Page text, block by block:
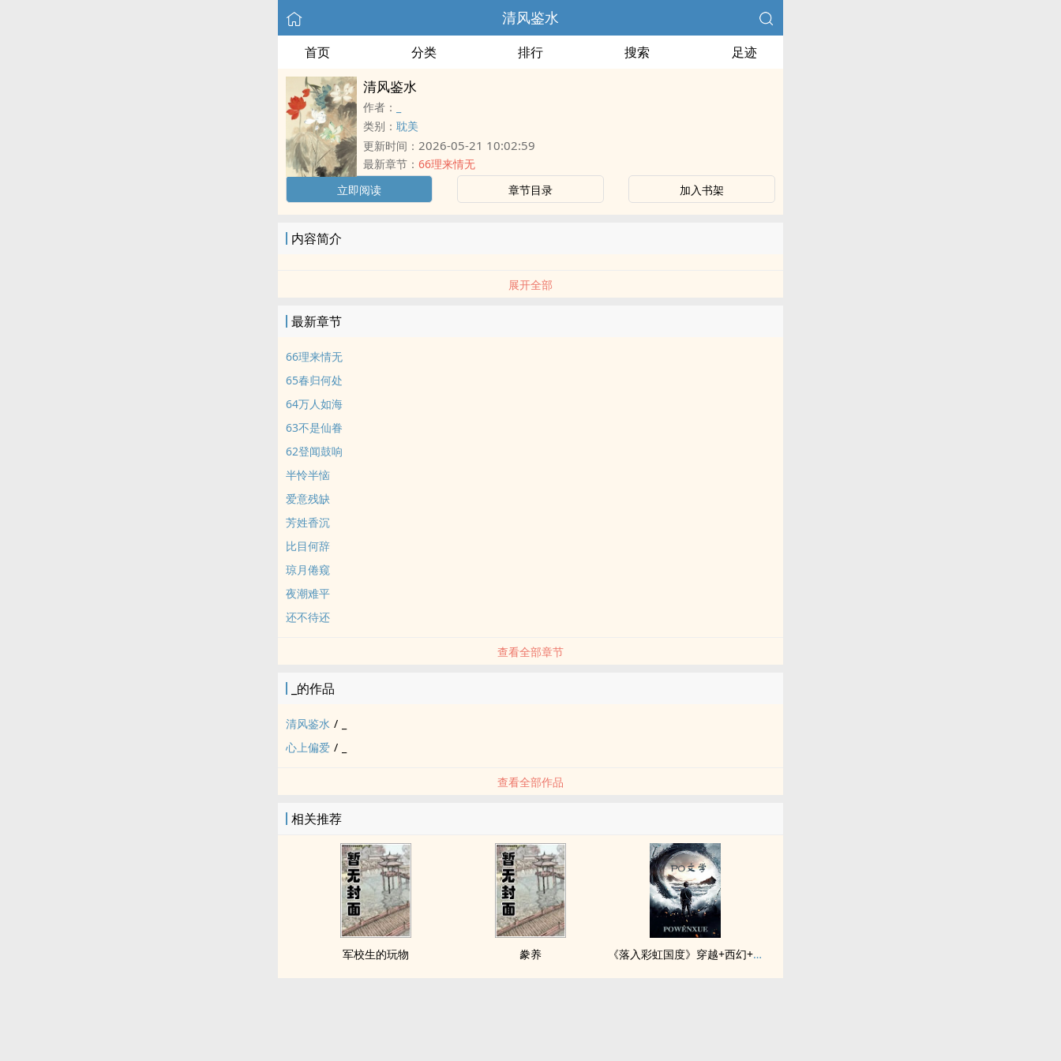
清风鉴水
首页 分类 排行 搜索 足迹
清风鉴水
作者：
类别： 耽美
更新时间： 2026-05-21 10:02:59
最新章节： 66理来情无
立即阅读
章节目录 加入书架
内容简介
展开全部
最新章节
66理来情无
65春归何处
64万人如海
63不是仙眷
62登闻鼓响
半怜半恼
爱意残缺
芳姓香沉
比目何辞
琼月倦窥
夜潮难平
还不待还
查看全部章节
_的作品
清风鉴水 /
心上偏爱 /
查看全部作品
相关推荐
军校生的玩物 豢养 《落入彩虹国度》穿越+西幻+言情